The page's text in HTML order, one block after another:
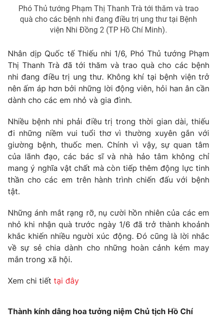
Sản phẩm
Thị trường
Lịch phát sóng
Chuyên mục khác
Emagazine Podcast
Photo Infographic
Video Shorts video
VTV Money VTV Thể thao
VTV Sức khoẻ
Thị trường 24h Tấm lòng Việt
VTV4 Vươn mình bằng AI
Phó Thủ tướng Phạm Thị Thanh Trà tới thăm và trao
quà cho các bệnh nhi đang điều trị ung thư tại Bệnh
viện Nhi Đồng 2 (TP Hồ Chí Minh).
Nhân dịp Quốc tế Thiếu nhi 1/6, Phó Thủ tướng Phạm
Thị Thanh Trà đã tới thăm và trao quà cho các bệnh
nhi đang điều trị ung thư. Không khí tại bệnh viện trở
nên ấm áp hơn bởi những lời động viên, hỏi han ân cần
dành cho các em nhỏ và gia đình.
Nhiều bệnh nhi phải điều trị trong thời gian dài, thiếu
đi những niềm vui tuổi thơ vì thường xuyên gắn với
giường bệnh, thuốc men. Chính vì vậy, sự quan tâm
của lãnh đạo, các bác sĩ và nhà hảo tâm không chỉ
mang ý nghĩa vật chất mà còn tiếp thêm động lực tinh
thần cho các em trên hành trình chiến đấu với bệnh
tật.
Những ánh mắt rạng rỡ, nụ cười hồn nhiên của các em
nhỏ khi nhận quà trước ngày 1/6 đã trở thành khoảnh
khắc khiến nhiều người xúc động. Đó cũng là lời nhắc
về sự sẻ chia dành cho những hoàn cảnh kém may
mắn trong xã hội.
Xem chi tiết tại đây
Thành kính dâng hoa tưởng niệm Chủ tịch Hồ Chí